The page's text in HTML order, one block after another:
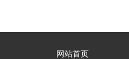
网站首页